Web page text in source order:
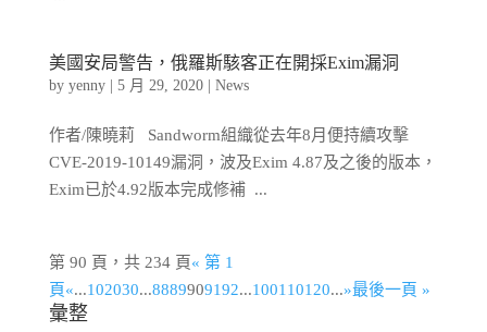
美國安局警告，俄羅斯駭客正在開採Exim漏洞
by yenny| 5 月 29, 2020| News
作者/陳曉莉 Sandworm組織從去年8月便持續攻擊
CVE-2019-10149漏洞，波及Exim 4.87及之後的版本，
Exim已於4.92版本完成修補 ...
第 90 頁，共 234 頁« 第 1
頁«...102030...8889909192...100110120...»最後一頁 »
彙整